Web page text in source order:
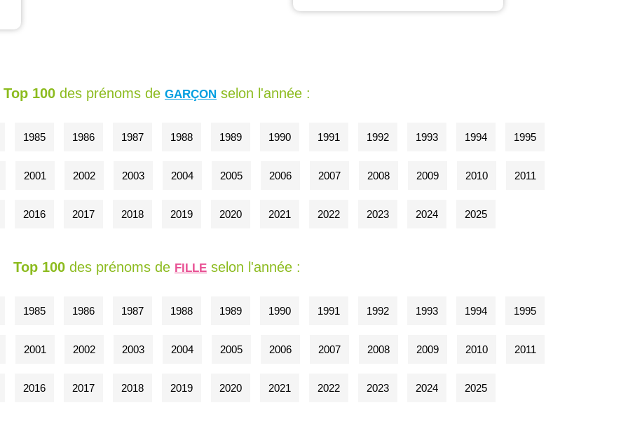
Top 100 des prénoms de GARÇON selon l'année :
1985 1986 1987 1988 1989 1990 1991 1992 1993 1994 1995
2001 2002 2003 2004 2005 2006 2007 2008 2009 2010 2011
2016 2017 2018 2019 2020 2021 2022 2023 2024 2025
Top 100 des prénoms de FILLE selon l'année :
1985 1986 1987 1988 1989 1990 1991 1992 1993 1994 1995
2001 2002 2003 2004 2005 2006 2007 2008 2009 2010 2011
2016 2017 2018 2019 2020 2021 2022 2023 2024 2025